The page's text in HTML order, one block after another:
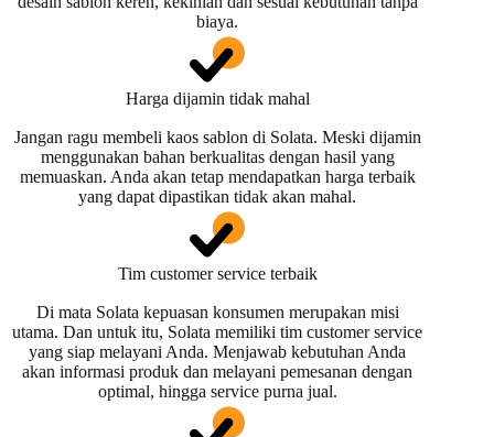
biaya.
Harga dijamin tidak mahal
Jangan ragu membeli kaos sablon di Solata. Meski dijamin
menggunakan bahan berkualitas dengan hasil yang
memuaskan. Anda akan tetap mendapatkan harga terbaik
yang dapat dipastikan tidak akan mahal.
Tim customer service terbaik
Di mata Solata kepuasan konsumen merupakan misi
utama. Dan untuk itu, Solata memiliki tim customer service
yang siap melayani Anda. Menjawab kebutuhan Anda
akan informasi produk dan melayani pemesanan dengan
optimal, hingga service purna jual.